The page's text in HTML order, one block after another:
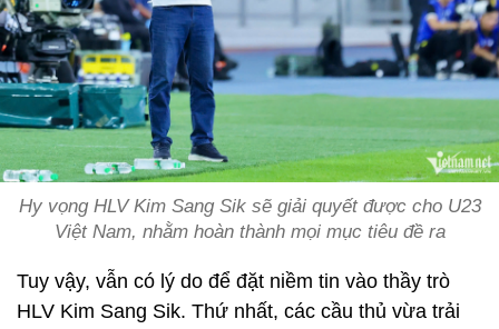
Hy vọng HLV Kim Sang Sik sẽ giải quyết được cho U23
Việt Nam, nhằm hoàn thành mọi mục tiêu đề ra
Tuy vậy, vẫn có lý do để đặt niềm tin vào thầy trò
HLV Kim Sang Sik. Thứ nhất, các cầu thủ vừa trải